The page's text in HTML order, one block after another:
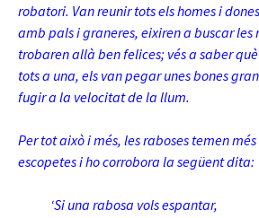
robatori. Van reunir tots els homes i
amb pals i graneres, eixiren a buscar les
trobaren allà ben felices; vés a saber
tots a una, els van pegar unes bones
fugir a la velocitat de la llum.
Per tot això i més, les raboses temen
escopetes i ho corrobora la següent dita:
‘Si una rabosa vols espantar,